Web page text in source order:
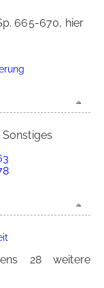
665-670, hier
Sonstiges
28 weitere